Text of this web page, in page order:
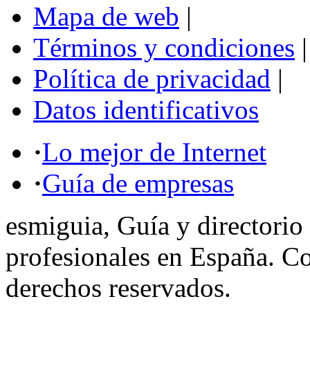
Mapa de web |
Términos y condiciones |
Política de privacidad |
Datos identificativos
·Lo mejor de Internet
·Guía de empresas
esmiguia, Guía y directorio
profesionales en España.
derechos reservados.